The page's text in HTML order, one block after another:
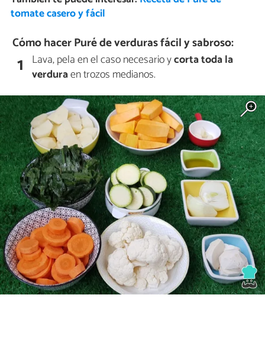
tomate casero y fácil
Cómo hacer Puré de verduras fácil y sabroso:
1 Lava, pela en el caso necesario ycorta toda la
verduraen trozos medianos.